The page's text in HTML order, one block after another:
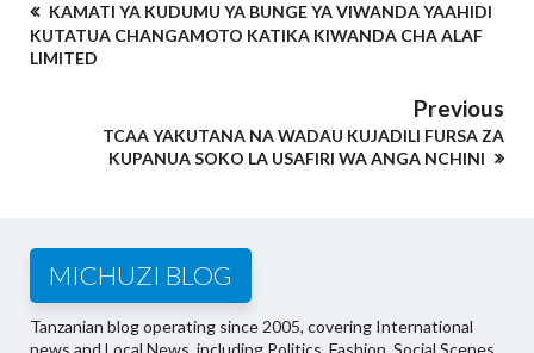
KAMATI YA KUDUMU YA BUNGE YA VIWANDA YAAHIDI
KUTATUA CHANGAMOTO KATIKA KIWANDA CHA ALAF
LIMITED
Previous
TCAA YAKUTANA NA WADAU KUJADILI FURSA ZA
KUPANUA SOKO LA USAFIRI WA ANGA NCHINI
MICHUZI BLOG
Tanzanian blog operating since 2005, covering International
news and Local News, including Politics, Fashion, Social Scenes,